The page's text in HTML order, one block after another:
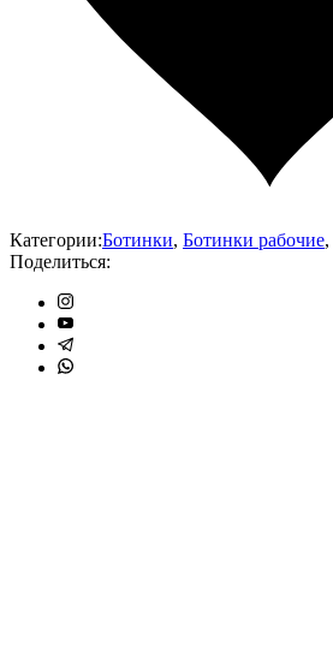
Категории:Ботинки, Ботинки рабочие,
Поделиться: